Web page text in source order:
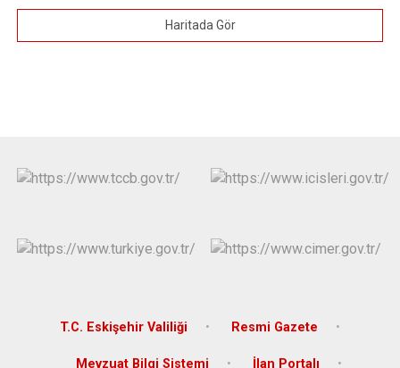
Haritada Gör
T.C. Eskişehir Valiliği Resmi Gazete
Mevzuat Bilgi Sistemi İlan Portalı